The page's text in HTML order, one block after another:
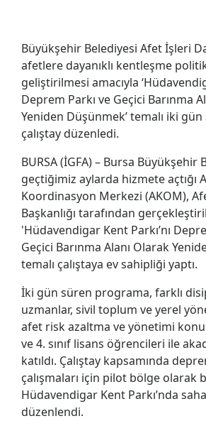
Büyükşehir Belediyesi Afet İşleri
afetlere dayanıklı kentleşme
geliştirilmesi amacıyla
Deprem Parkı ve Geçici Barınma
Yeniden Düşünmek’ temalı iki
çalıştay düzenledi.
BURSA (İGFA) – Bursa Büyükşehir
geçtiğimiz aylarda hizmete açtığı
Koordinasyon Merkezi (AKOM),
Başkanlığı tarafından
'Hüdavendigar Kent Parkı’nı
Geçici Barınma Alanı Olarak
temalı çalıştaya ev sahipliği yaptı.
İki gün süren programa, farklı
uzmanlar, sivil toplum ve yerel
afet risk azaltma ve yönetimi
ve 4. sınıf lisans öğrencileri ile
katıldı. Çalıştay kapsamında
çalışmaları için pilot bölge olarak
Hüdavendigar Kent Parkı’nda
düzenlendi.